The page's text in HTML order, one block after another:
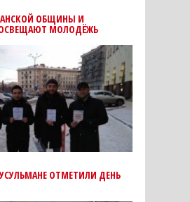
ОБЩИНЫ И
МОЛОДЁЖЬ
ОТМЕТИЛИ ДЕНЬ